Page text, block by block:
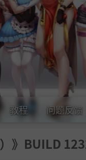
教程 问题反馈
》BUILD